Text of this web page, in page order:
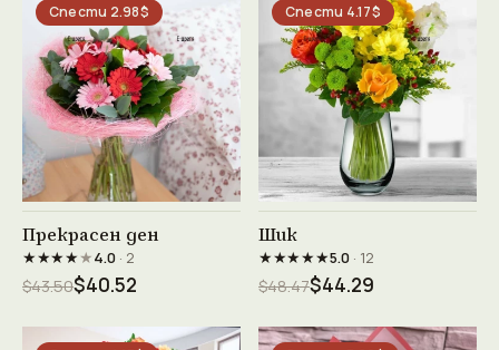
Спести 2.98$
Виж продукта →
Прекрасен ден
★★★★★4.0· 2
$43.50$40.52
Спести 4.17$
Шик
★★★★★5.0· 12
$48.47$44.29